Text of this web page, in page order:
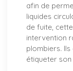
afin de
liquides
de fuite,
intervention
plombiers.
étiqueter